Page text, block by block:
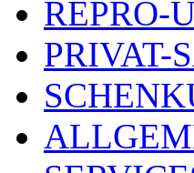
REPRO-
PRIVAT-